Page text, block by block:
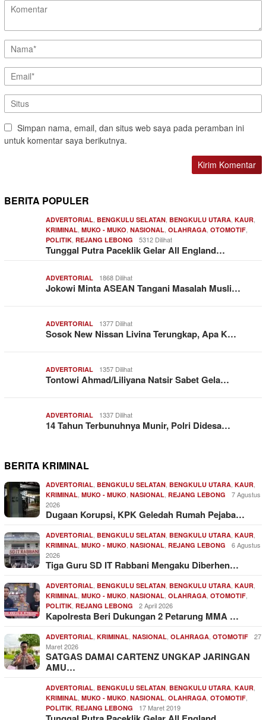
Simpan nama, email, dan situs web saya pada peramban ini
untuk komentar saya berikutnya.
BERITA POPULER
ADVERTORIAL, BENGKULU SELATAN, BENGKULU UTARA, KAUR,
KRIMINAL, MUKO - MUKO, NASIONAL, OLAHRAGA, OTOMOTIF,
POLITIK, REJANG LEBONG 5312 Dilihat
Tunggal Putra Paceklik Gelar All England…
ADVERTORIAL 1868 Dilihat
Jokowi Minta ASEAN Tangani Masalah Musli…
ADVERTORIAL 1377 Dilihat
Sosok New Nissan Livina Terungkap, Apa K…
ADVERTORIAL 1357 Dilihat
Tontowi Ahmad/Liliyana Natsir Sabet Gela…
ADVERTORIAL 1337 Dilihat
14 Tahun Terbunuhnya Munir, Polri Didesa…
BERITA KRIMINAL
ADVERTORIAL, BENGKULU SELATAN, BENGKULU UTARA, KAUR,
KRIMINAL, MUKO - MUKO, NASIONAL, REJANG LEBONG
7 Agustus
2026
Dugaan Korupsi, KPK Geledah Rumah Pejaba…
ADVERTORIAL, BENGKULU SELATAN, BENGKULU UTARA, KAUR,
KRIMINAL, MUKO - MUKO, NASIONAL, REJANG LEBONG
6 Agustus
2026
Tiga Guru SD IT Rabbani Mengaku Diberhen…
ADVERTORIAL, BENGKULU SELATAN, BENGKULU UTARA, KAUR,
KRIMINAL, MUKO - MUKO, NASIONAL, OLAHRAGA, OTOMOTIF,
POLITIK, REJANG LEBONG 2 April 2026
Kapolresta Beri Dukungan 2 Petarung MMA …
ADVERTORIAL, KRIMINAL, NASIONAL, OLAHRAGA, OTOMOTIF
27
Maret 2026
SATGAS DAMAI CARTENZ UNGKAP JARINGAN
AMU…
ADVERTORIAL, BENGKULU SELATAN, BENGKULU UTARA, KAUR,
KRIMINAL, MUKO - MUKO, NASIONAL, OLAHRAGA, OTOMOTIF,
POLITIK, REJANG LEBONG 17 Maret 2019